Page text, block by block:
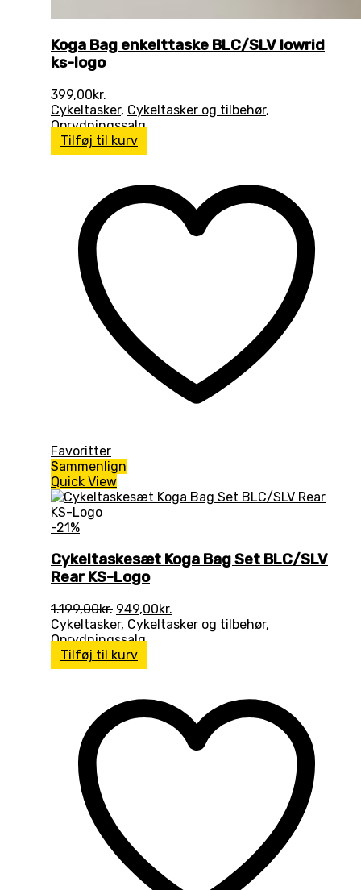
Koga Bag enkelttaske BLC/SLV lowrid
ks-logo
399,00kr.
Cykeltasker, Cykeltasker og tilbehør,
Oprydningssalg
Tilføj til kurv
Favoritter
Sammenlign
Quick View
-21%
Cykeltaskesæt Koga Bag Set BLC/SLV
Rear KS-Logo
1.199,00kr. Den
oprindelige
pris
var:
1.199,00kr..
949,00kr.
aktuelle
Cykeltasker, Cykeltasker og tilbehør,
Oprydningssalg
Tilføj til kurv